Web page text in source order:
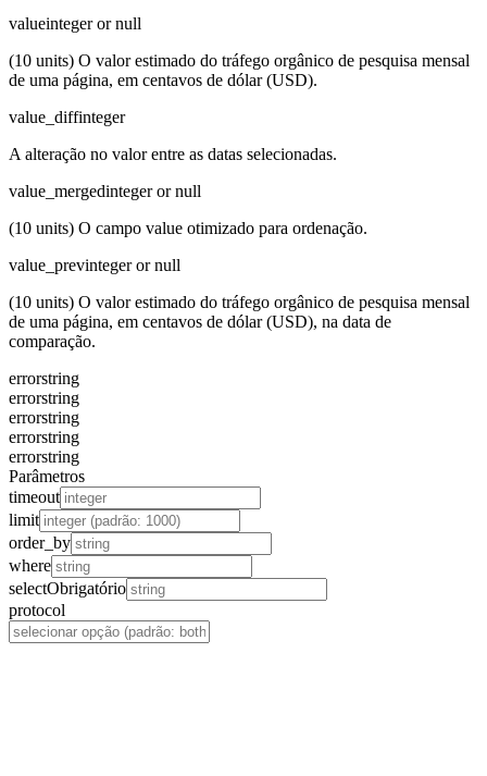
valueinteger or null
(10 units) O valor estimado do tráfego orgânico de pesquisa mensal
de uma página, em centavos de dólar (USD).
value_diffinteger
A alteração no valor entre as datas selecionadas.
value_mergedinteger or null
(10 units) O campo value otimizado para ordenação.
value_previnteger or null
(10 units) O valor estimado do tráfego orgânico de pesquisa mensal
de uma página, em centavos de dólar (USD), na data de
comparação.
errorstring
errorstring
errorstring
errorstring
errorstring
Parâmetros
timeout
limit
order_by
where
selectObrigatório
protocol